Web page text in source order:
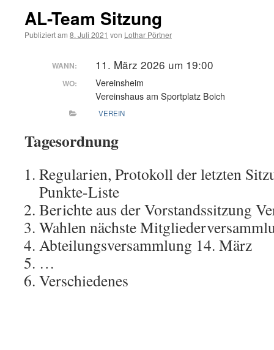
AL-Team Sitzung
Publiziert am 8. Juli 2021 von Lothar Pörtner
WANN: 11. März 2026 um 19:00
WO:
Vereinsheim
Vereinshaus am Sportplatz Boich
VEREIN
Tagesordnung
Regularien, Protokoll der letzten
Punkte-Liste
Berichte aus der Vorstandssitzung
Wahlen nächste
Abteilungsversammlung 14. März
…
Verschiedenes